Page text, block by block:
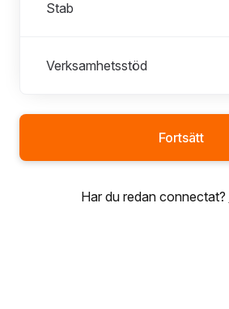
Stab
Verksamhetsstöd
Fortsätt
Har du redan connectat?